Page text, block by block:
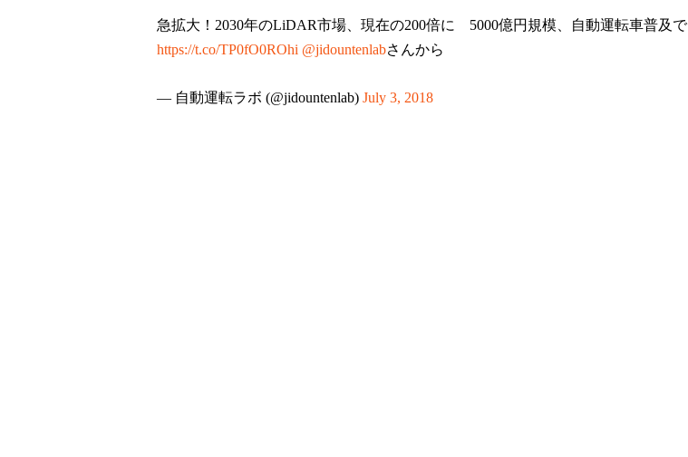
急拡大！2030年のLiDAR市場、現在の200倍に 5000億円規模、自動運転車普及で
https://t.co/TP0fO0ROhi @jidountenlabさんから
— 自動運転ラボ (@jidountenlab) July 3, 2018